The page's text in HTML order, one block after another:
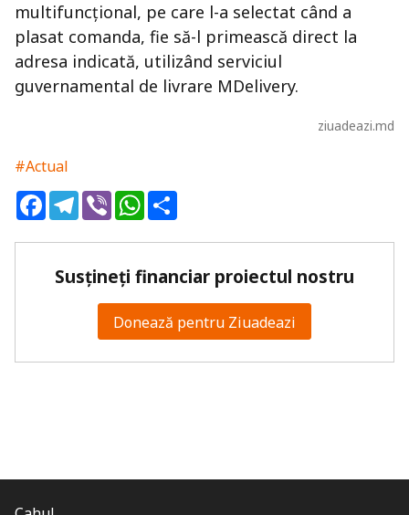
multifuncțional, pe care l-a selectat când a
plasat comanda, fie să-l primească direct la
adresa indicată, utilizând serviciul
guvernamental de livrare MDelivery.
ziuadeazi.md
#Actual
FacebookTelegram
ViberWhatsApp
Susțineți financiar proiectul nostru
Donează pentru Ziuadeazi